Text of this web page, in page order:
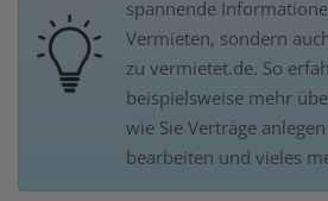
spannende
Vermieten, sondern
zu vermietet.de. So
beispielsweise mehr
wie Sie Verträge
bearbeiten und vieles